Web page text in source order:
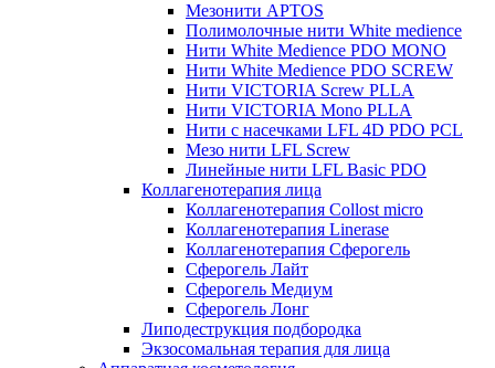
Мезонити APTOS
Полимолочные нити White medience
Нити White Medience PDO MONO
Нити White Medience PDO SCREW
Нити VICTORIA Screw PLLA
Нити VICTORIA Mono PLLA
Нити с насечками LFL 4D PDO PCL
Мезо нити LFL Screw
Линейные нити LFL Basic PDO
Коллагенотерапия лица
Коллагенотерапия Collost micro
Коллагенотерапия Linerase
Коллагенотерапия Сферогель
Сферогель Лайт
Сферогель Медиум
Сферогель Лонг
Липодеструкция подбородка
Экзосомальная терапия для лица